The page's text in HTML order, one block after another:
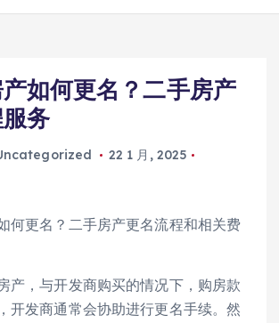
如何更名？二手房产
务
22 1 月, 2025
何更名？二手房产更名流程和相关费
产，与开发商购买的情况下，购房款
开发商通常会协助进行更名手续。然